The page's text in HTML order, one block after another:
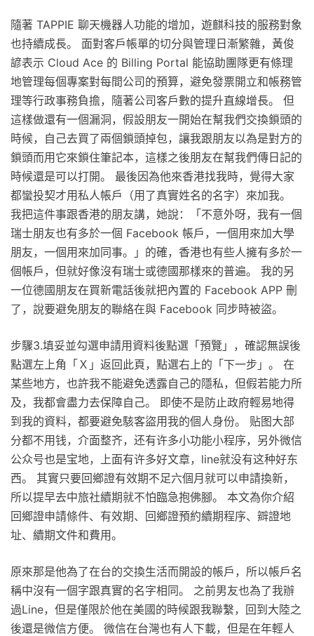
隨著 TAPPIE 聊天機器人功能的增加，遊麒科技的服務對象
也持續成長。 面對客戶帳單的切分與管理日漸繁雜，黃俊
諺表示 Cloud Ace 的 Billing Portal 能協助團隊更有條理
地管理每個專案對每間公司的預算，避免發票開立和帳務管
理等行政事務負擔，隨著公司客戶數的提升直線增長。 但
這樣做還有一個漏洞，假設朋友一開始在幫我們交換鎖頭的
時候，自己去買了兩個鎖頭掉包，讓我跟朋友以為是對方的
鎖頭而用它來鎖住筆記本，這樣之後朋友在幫我們傳日記的
時候還是可以打開。 最後因為他來香港找我時，覺得大家
都蠻投契才用私人帳戶（用了真實姓名的名字）來加我。
我把這件事跟香港的朋友講，她說：「不意外呀，我有一個
瑞士朋友也有多於一個 Facebook 帳戶，一個用來加大學
朋友，一個用來加同事。」的確，香港也有些人擁有多於一
個帳戶，但就好像沒有瑞士或德國那樣來的普遍。 我的另
一位德國朋友在買新電話後就把內置的 Facebook APP 刪
了，說要避免朋友的聯絡在與 Facebook 同步時被盜。
步驟3.填妥並勾選申請用資料後點選「預覽」，確認無誤後
點選左上角「Ｘ」返回此頁，點選右上的「下一步」。 在
某些地方，也許我不能避免透露自己的隱私，但假若能力所
及，我都會盡力去保障自己。 即使不是防止政府輕易地得
到我的資料，都要避免駭客盜用我的個人身份。 贴图大部
分都不用钱，介面整齐，还有许多小功能小程序，另外微信
公众号也是宝地，上面有许多好文章，line就没有这种好东
西。 其實只要回鄉證有效期不足六個月就可以申請換新，
所以提早去中旅社續期就不怕臨急抱佛腳。 本文為你介紹
回鄉證申請條件、有效期、回鄉證預約續期程序、辧證地
址、續期文件和費用。
原來那是他為了在台的交換生活而開設的帳戶，所以帳戶名
稱中沒有一個字跟真實的名字相同。 之前男友也為了我辦
過Line，但是僅限於他在美國的時候跟我聯繫，回到大陸之
後還是微信方便。 微信在台灣也有人下載，但是在年輕人